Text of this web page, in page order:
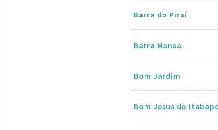
Barra do Piraí
Barra Mansa
Bom Jardim
Bom Jesus do